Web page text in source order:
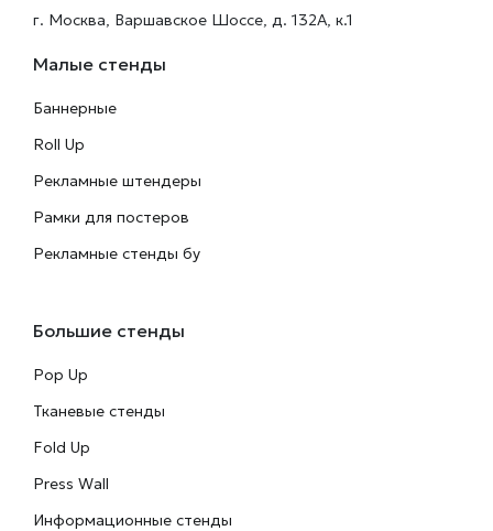
г. Москва, Варшавское Шоссе, д. 132А, к.1
Малые стенды
Баннерные
Roll Up
Рекламные штендеры
Рамки для постеров
Рекламные стенды бу
Большие стенды
Pop Up
Тканевые стенды
Fold Up
Press Wall
Информационные стенды